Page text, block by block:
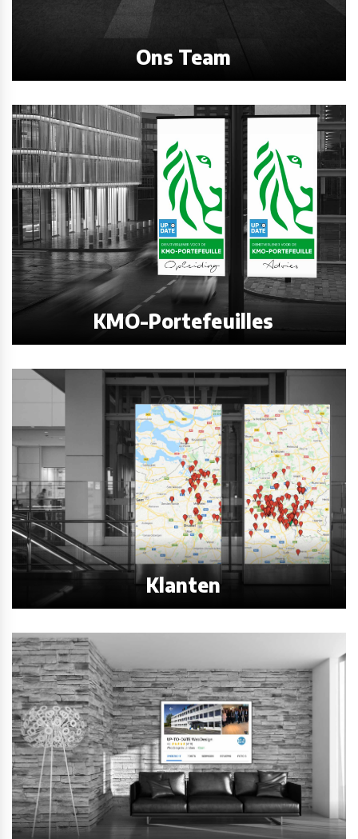
Ons Team
KMO-Portefeuilles
Klanten